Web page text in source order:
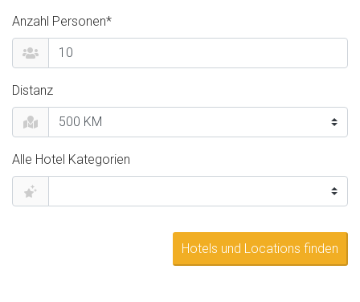
Anzahl Personen*
Distanz
Alle Hotel Kategorien
Hotels und Locations finden